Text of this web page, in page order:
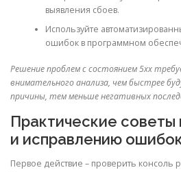
выявления сбоев.
Используйте
ошибок в программном
Решение проблем с состоянием 5xx
внимательного анализа, чем быстрее
причины, тем меньше негативных
Практические советы
и исправлению
Первое действие – проверить консоль